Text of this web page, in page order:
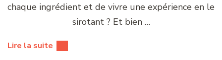
chaque ingrédient et de vivre une expérience en le
sirotant ? Et bien …
Lire la suite